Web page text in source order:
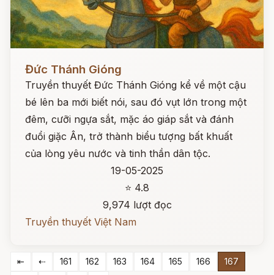
Đức Thánh Gióng
Truyền thuyết Đức Thánh Gióng kể về một cậu
bé lên ba mới biết nói, sau đó vụt lớn trong một
đêm, cưỡi ngựa sắt, mặc áo giáp sắt và đánh
đuổi giặc Ân, trở thành biểu tượng bất khuất
của lòng yêu nước và tinh thần dân tộc.
19-05-2025
⭐ 4.8
9,974 lượt đọc
Truyền thuyết Việt Nam
⇤ ⇠ 161 162 163 164 165 166
167